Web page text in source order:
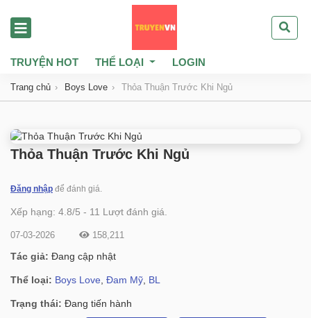
TRUYỆN HOT THỂ LOẠI LOGIN
Trang chủ Boys Love Thỏa Thuận Trước Khi Ngủ
Thỏa Thuận Trước Khi Ngủ
Đăng nhập để đánh giá.
Xếp hạng: 4.8/5 - 11 Lượt đánh giá.
07-03-2026 158,211
Tác giả: Đang cập nhật
Thể loại: Boys Love Đam Mỹ BL
Trạng thái: Đang tiến hành